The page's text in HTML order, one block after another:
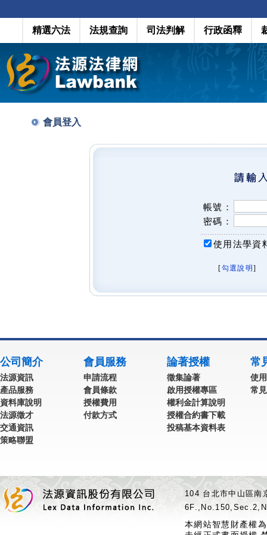
精選六法 法規查詢 司法判解 行政函釋
會員登入
帳號：
密碼：
使用法學資
[勾選說明 ]
公司簡介
法源資訊
產品服務
資料庫說明
法源徵才
交通資訊
策略聯盟
會員服務
申請流程
會員條款
授權費用
付款方式
論著授權
徵集論著
啟用授權專區
權利金計算說明
授權合約書下載
投稿基本資料表
常
使
常
104 台北市中山區
本網站智慧財產權